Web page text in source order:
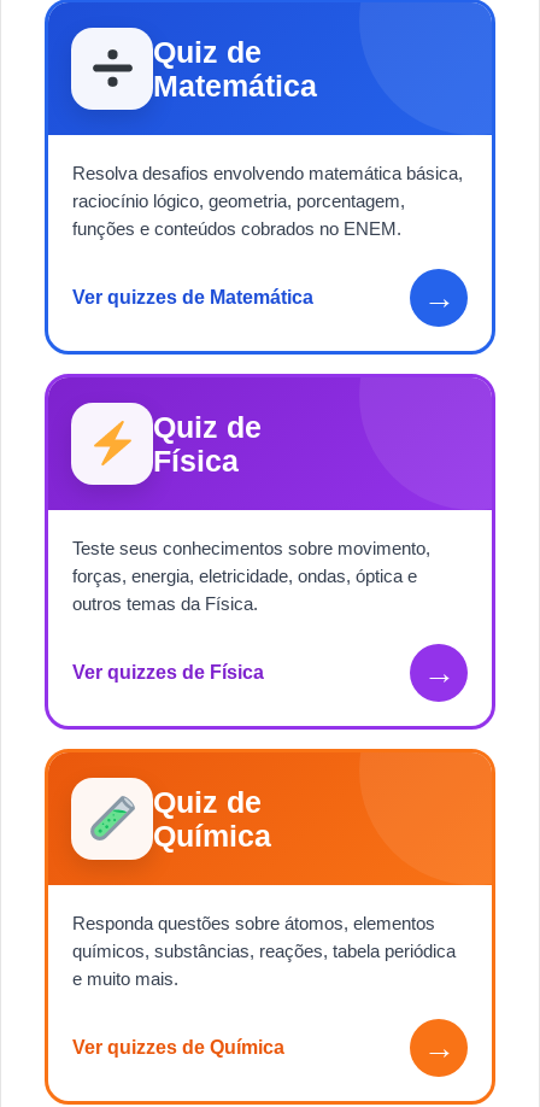
Quiz de
Matemática
Resolva desafios envolvendo matemática básica,
raciocínio lógico, geometria, porcentagem,
funções e conteúdos cobrados no ENEM.
Ver quizzes de Matemática →
Quiz de
Física
Teste seus conhecimentos sobre movimento,
forças, energia, eletricidade, ondas, óptica e
outros temas da Física.
Ver quizzes de Física →
Quiz de
Química
Responda questões sobre átomos, elementos
químicos, substâncias, reações, tabela periódica
e muito mais.
Ver quizzes de Química →